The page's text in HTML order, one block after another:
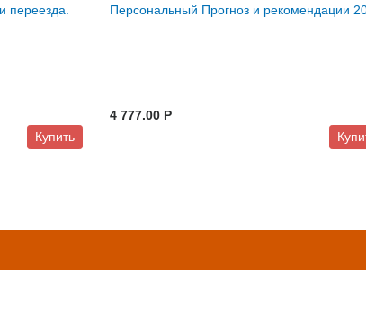
переезда.
Купить
Персональный Прогноз и рекомендации
4 777.00 P